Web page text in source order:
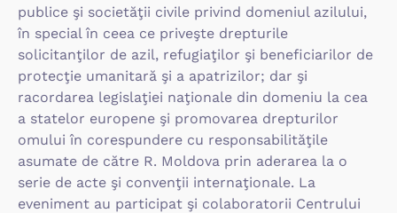
publice şi societăţii civile privind domeniul azilului,
în special în ceea ce priveşte drepturile
solicitanţilor de azil, refugiaţilor şi beneficiarilor de
protecţie umanitară şi a apatrizilor; dar şi
racordarea legislaţiei naţionale din domeniu la cea
a statelor europene şi promovarea drepturilor
omului în corespundere cu responsabilităţile
asumate de către R. Moldova prin aderarea la o
serie de acte şi convenţii internaţionale. La
eveniment au participat şi colaboratorii Centrului